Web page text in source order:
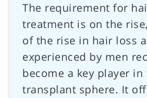
The requirement for
treatment is on the
of the rise in hair loss
experienced by men
become a key player
transplant sphere. It